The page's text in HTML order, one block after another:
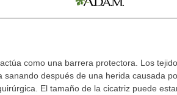
como una barrera protectora. Los
sanando después de una herida causada
El tamaño de la cicatriz puede